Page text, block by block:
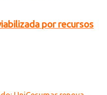
por recursos